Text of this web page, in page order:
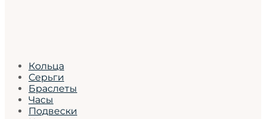
Кольца
Серьги
Браслеты
Часы
Подвески